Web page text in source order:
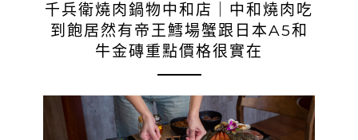
千兵衛燒肉鍋物中和店｜中和燒肉吃
到飽居然有帝王鱈場蟹跟日本A5和
牛金磚重點價格很實在